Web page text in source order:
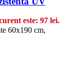
este: 97 lei.
60x190 cm,